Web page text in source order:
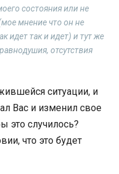
состояния или не
мнение что он не
идет так и идет) и тут же
отсутствия
ситуации, и
Вас и изменил свое
это случилось?
что это будет